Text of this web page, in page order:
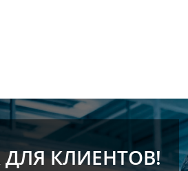
КЛИЕНТОВ!